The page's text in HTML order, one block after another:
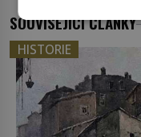
SOUVISEJÍCÍ ČLÁNKY
HISTORIE